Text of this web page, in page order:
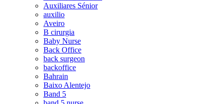
Auxiliares Sénior
auxilio
Aveiro
B cirurgia
Baby Nurse
Back Office
back surgeon
backoffice
Bahrain
Baixo Alentejo
Band 5